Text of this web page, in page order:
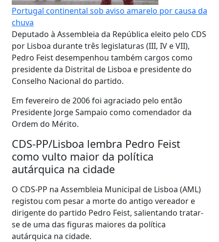
Portugal continental sob aviso amarelo por causa da
chuva
Deputado à Assembleia da República eleito pelo CDS
por Lisboa durante três legislaturas (III, IV e VII),
Pedro Feist desempenhou também cargos como
presidente da Distrital de Lisboa e presidente do
Conselho Nacional do partido.
Em fevereiro de 2006 foi agraciado pelo então
Presidente Jorge Sampaio como comendador da
Ordem do Mérito.
CDS-PP/Lisboa lembra Pedro Feist
como vulto maior da política
autárquica na cidade
O CDS-PP na Assembleia Municipal de Lisboa (AML)
registou com pesar a morte do antigo vereador e
dirigente do partido Pedro Feist, salientando tratar-
se de uma das figuras maiores da política
autárquica na cidade.